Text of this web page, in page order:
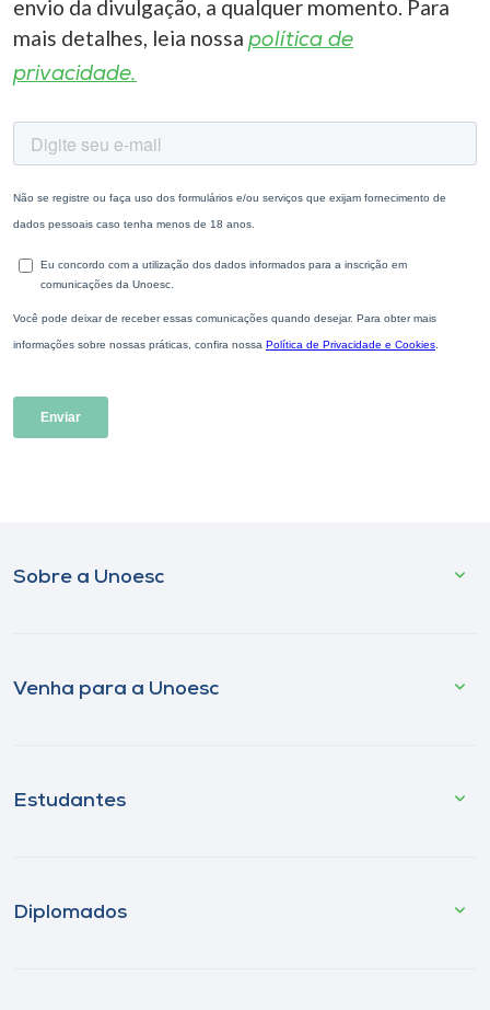
envio da divulgação, a qualquer momento. Para
mais detalhes, leia nossa política de
privacidade.
Sobre a Unoesc
Venha para a Unoesc
Estudantes
Diplomados